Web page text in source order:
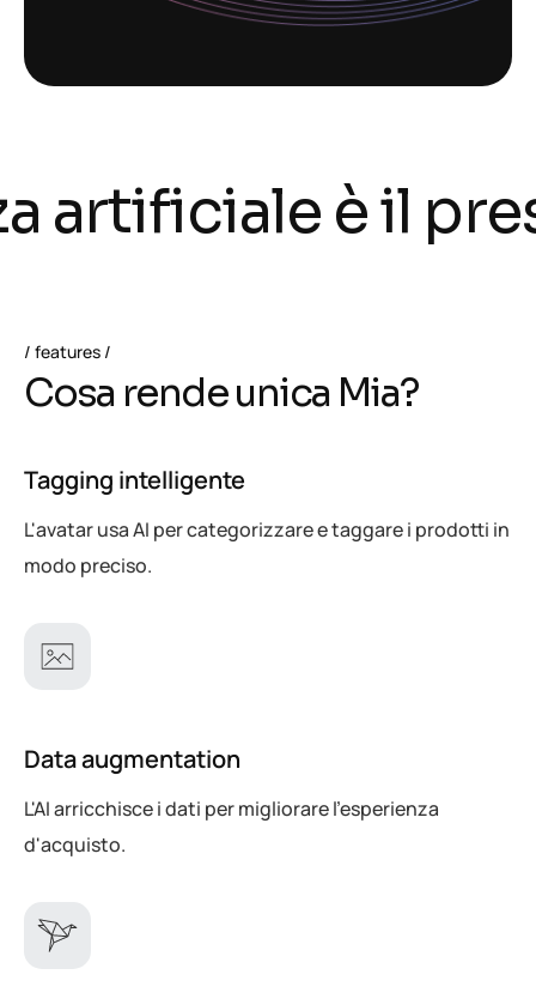
è il
features
Cosa rendeunica Mia?
Tagging intelligente
L'avatar usa AI per categorizzare e taggare i prodotti in
modo preciso.
Data augmentation
L'AI arricchisce i dati per migliorare l'esperienza
d'acquisto.